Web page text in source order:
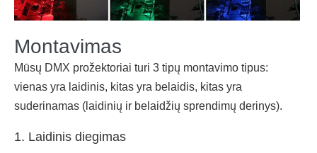
Montavimas
Mūsų DMX prožektoriai turi 3 tipų montavimo tipus:
vienas yra laidinis, kitas yra belaidis, kitas yra
suderinamas (laidinių ir belaidžių sprendimų derinys).
1. Laidinis diegimas